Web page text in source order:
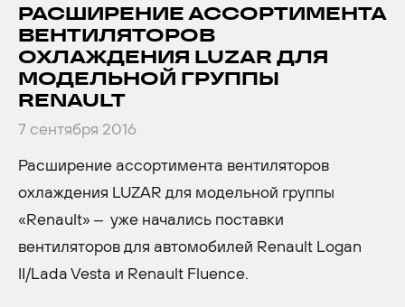
РАСШИРЕНИЕ АССОРТИМЕНТА
ВЕНТИЛЯТОРОВ
ОХЛАЖДЕНИЯ LUZAR ДЛЯ
МОДЕЛЬНОЙ ГРУППЫ
RENAULT
7 сентября 2016
Расширение ассортимента вентиляторов
охлаждения LUZAR для модельной группы
«Renault» – уже начались поставки
вентиляторов для автомобилей Renault Logan
II/Lada Vesta и Renault Fluence.